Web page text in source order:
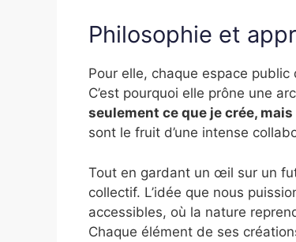
Philosophie et
Pour elle, chaque espace
C’est pourquoi elle prône une
seulement ce que je crée,
sont le fruit d’une intense
Tout en gardant un œil sur un
collectif. L’idée que nous
accessibles, où la nature
Chaque élément de ses